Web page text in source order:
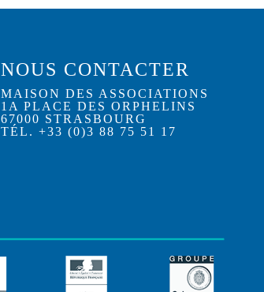
NOUS CONTACTER
MAISON DES ASSOCIATIONS
1A PLACE DES ORPHELINS
67000 STRASBOURG
TÉL. +33 (0)3 88 75 51 17